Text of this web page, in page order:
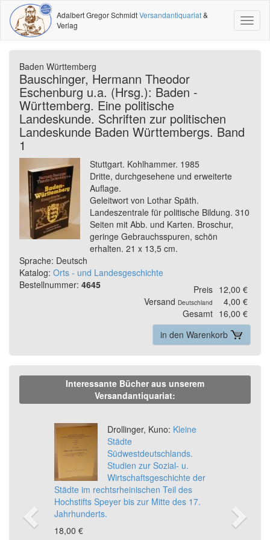
Adalbert Gregor SchmidtVersandantiquariat&
Verlag
Baden Württemberg
Bauschinger, Hermann Theodor
Eschenburg u.a. (Hrsg.): Baden -
Württemberg. Eine politische
Landeskunde. Schriften zur politischen
Landeskunde Baden Württembergs. Band
1
Stuttgart. Kohlhammer. 1985
Dritte, durchgesehene und erweiterte
Auflage.
Geleitwort von Lothar Späth.
Landeszentrale für politische Bildung. 310
Seiten mit Abb. und Karten. Broschur,
geringe Gebrauchsspuren, schön
erhalten. 21 x 13,5 cm.
Sprache: Deutsch
Katalog: Orts - und Landesgeschichte
Bestellnummer: 4645 Preis 12,00 €
Versand Deutschland
4,00 €
Gesamt 16,00 €
in den Warenkorb
Interessante Bücher aus unserem
Versandantiquariat:
Drollinger, Kuno: Kleine
Städte
Südwestdeutschlands.
Studien zur Sozial- u.
Wirtschaftsgeschichte der
Städte im rechtsrheinischen Teil des
Hochstifts Speyer bis zur Mitte des 17.
Jahrhunderts.
18,00 €
Previous